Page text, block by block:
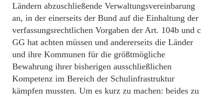
Ländern abzuschließende Verwaltungsvereinbarung
an, in der einerseits der Bund auf die Einhaltung der
verfassungsrechtlichen Vorgaben der Art. 104b und c
GG hat achten müssen und andererseits die Länder
und ihre Kommunen für die größtmögliche
Bewahrung ihrer bisherigen ausschließlichen
Kompetenz im Bereich der Schulinfrastruktur
kämpfen mussten. Um es kurz zu machen: beides zu